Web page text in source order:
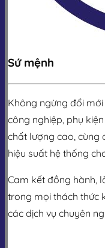
Sứ mệnh
Không ngừng đổi
công nghiệp, phụ
chất lượng cao, cùng
hiệu suất hệ thống
Cam kết đồng hành,
trong mọi thách thức
các dịch vụ chuyên